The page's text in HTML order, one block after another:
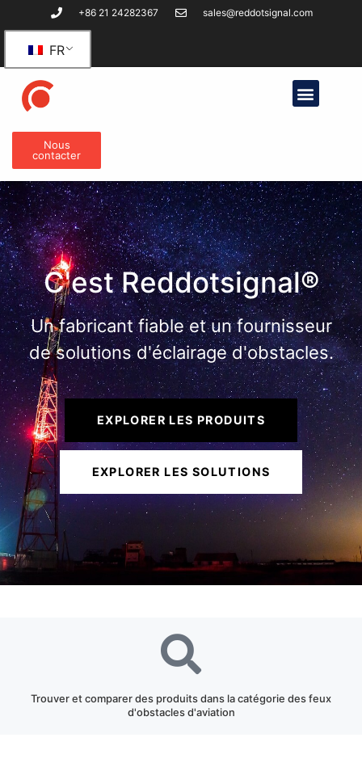
+86 21 24282367 sales@reddotsignal.com
FR
Nous
contacter
C'est Reddotsignal®
Un fabricant fiable et un fournisseur
de solutions d'éclairage d'obstacles.
EXPLORER LES PRODUITS
EXPLORER LES SOLUTIONS
Trouver et comparer des produits dans la catégorie des feux
d'obstacles d'aviation